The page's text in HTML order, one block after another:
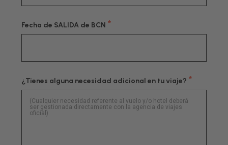
Fecha de SALIDA de BCN *
¿Tienes alguna necesidad adicional en tu viaje? *